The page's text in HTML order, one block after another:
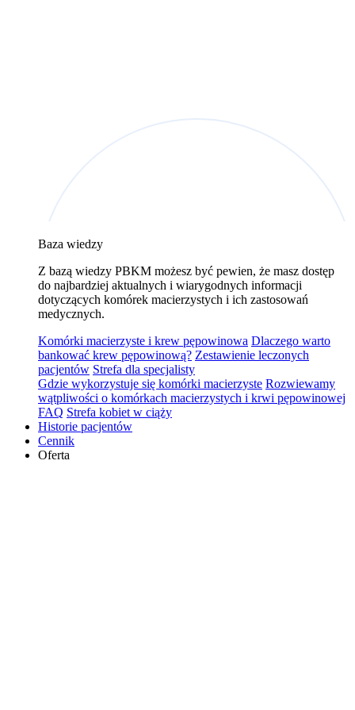
Baza wiedzy
Z bazą wiedzy PBKM możesz być pewien, że masz dostęp
do najbardziej aktualnych i wiarygodnych informacji
dotyczących komórek macierzystych i ich zastosowań
medycznych.
Komórki macierzyste i krew pępowinowa Dlaczego warto
bankować krew pępowinową? Zestawienie leczonych
pacjentów Strefa dla specjalisty
Gdzie wykorzystuje się komórki macierzyste Rozwiewamy
wątpliwości o komórkach macierzystych i krwi pępowinowej
FAQ Strefa kobiet w ciąży
Historie pacjentów
Cennik
Oferta